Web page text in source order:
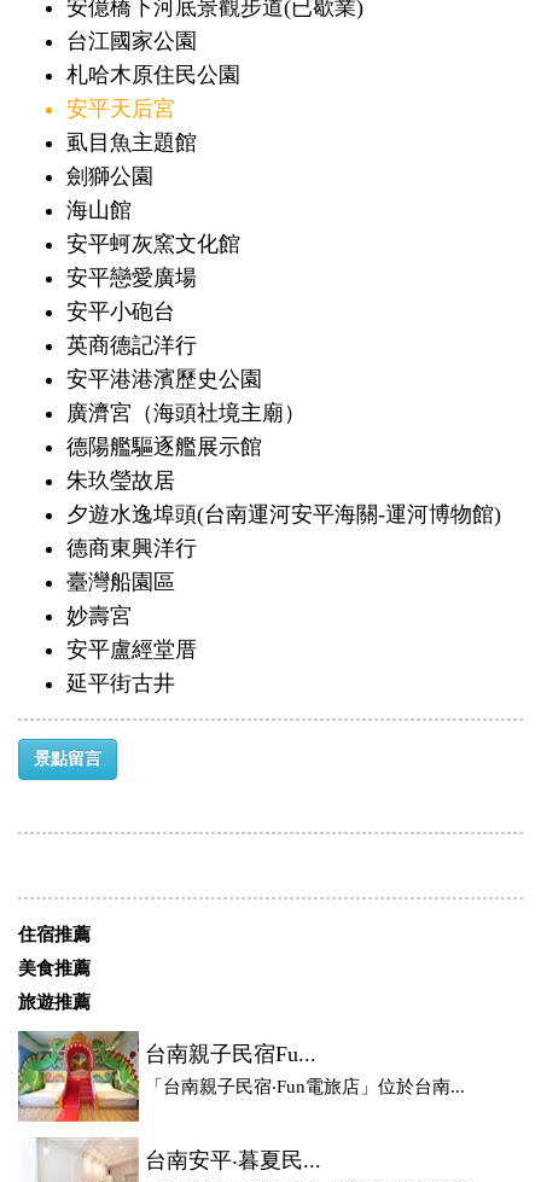
安億橋下河底景觀步道(已歇業)
台江國家公園
札哈木原住民公園
安平天后宮
虱目魚主題館
劍獅公園
海山館
安平蚵灰窯文化館
安平戀愛廣場
安平小砲台
英商德記洋行
安平港港濱歷史公園
廣濟宮（海頭社境主廟）
德陽艦驅逐艦展示館
朱玖瑩故居
夕遊水逸埠頭(台南運河安平海關-運河博物館)
德商東興洋行
臺灣船園區
妙壽宮
安平盧經堂厝
延平街古井
景點留言
住宿推薦
美食推薦
旅遊推薦
台南親子民宿Fu...
「台南親子民宿‧Fun電旅店」位於台南...
台南安平‧暮夏民...